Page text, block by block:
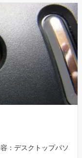
：デスクトップパソ